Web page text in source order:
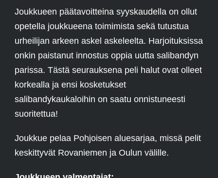
Joukkueen päätavoitteina syyskaudella on ollut
opetella joukkueena toimimista sekä tutustua
urheilijan arkeen askel askeleelta. Harjoituksissa
onkin paistanut innostus oppia uutta salibandyn
parissa. Tästä seurauksena peli halut ovat olleet
korkealla ja ensi kosketukset
salibandykaukaloihin on saatu onnistuneesti
suoritettua!
Joukkue pelaa Pohjoisen aluesarjaa, missä pelit
keskittyvät Rovaniemen ja Oulun välille.